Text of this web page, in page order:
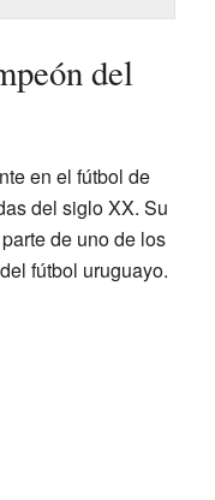
del
en el fútbol de
del siglo XX. Su
de uno de los
fútbol uruguayo.